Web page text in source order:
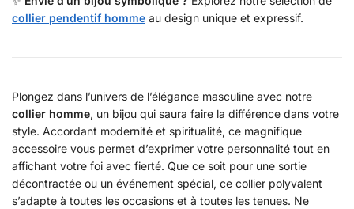
collier pendentif homme au design unique et expressif.
Plongez dans l’univers de l’élégance masculine avec notre
collier homme, un bijou qui saura faire la différence dans votre
style. Accordant modernité et spiritualité, ce magnifique
accessoire vous permet d’exprimer votre personnalité tout en
affichant votre foi avec fierté. Que ce soit pour une sortie
décontractée ou un événement spécial, ce collier polyvalent
s’adapte à toutes les occasions et à toutes les tenues. Ne